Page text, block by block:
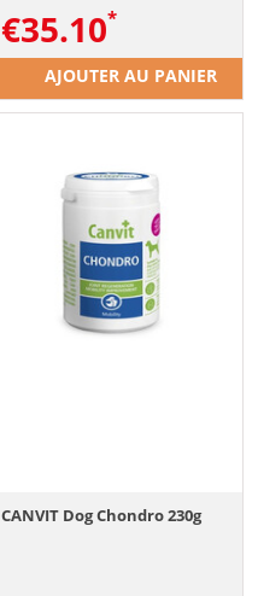
€35.10
AJOUTER AU PANIER
CANVIT Dog Chondro 230g